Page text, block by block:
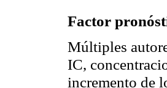
Factor
Múltiples
IC,
incremento de